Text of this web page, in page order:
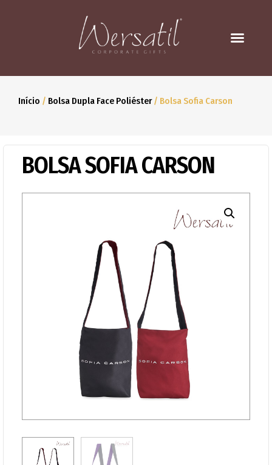
Início / Bolsa Dupla Face Poliéster/ Bolsa Sofia Carson
BOLSA SOFIA CARSON